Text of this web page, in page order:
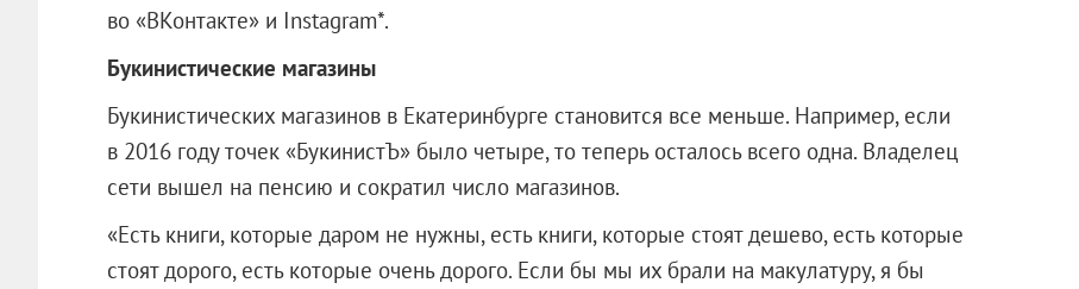
во «ВКонтакте» и Instagram*.
Букинистические магазины
Букинистических магазинов в Екатеринбурге становится все меньше. Например, если
в 2016 году точек «БукинистЪ» было четыре, то теперь осталось всего одна. Владелец
сети вышел на пенсию и сократил число магазинов.
«Есть книги, которые даром не нужны, есть книги, которые стоят дешево, есть которые
стоят дорого, есть которые очень дорого. Если бы мы их брали на макулатуру, я бы